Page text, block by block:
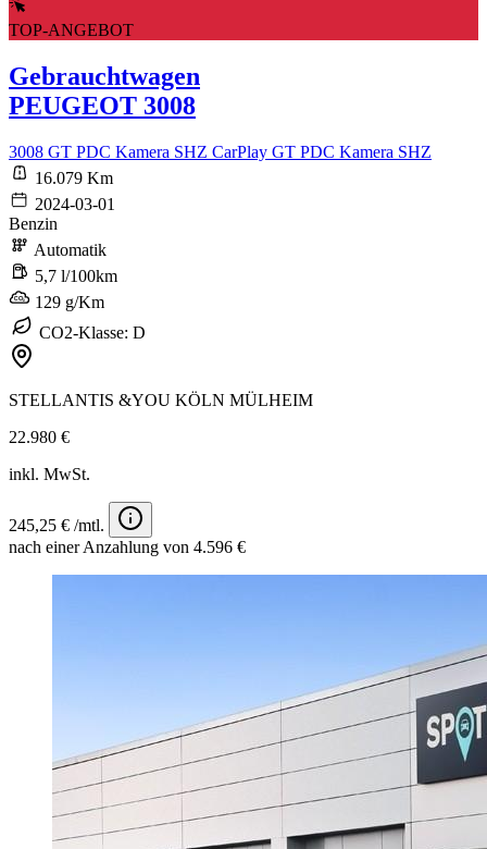
TOP-ANGEBOT
Gebrauchtwagen
PEUGEOT 3008
3008 GT PDC Kamera SHZ CarPlay GT PDC Kamera SHZ
16.079 Km
2024-03-01
Benzin
Automatik
5,7 l/100km
129 g/Km
CO2-Klasse: D
STELLANTIS &YOU KÖLN MÜLHEIM
22.980 €
inkl. MwSt.
245,25 € /mtl.
nach einer Anzahlung von 4.596 €